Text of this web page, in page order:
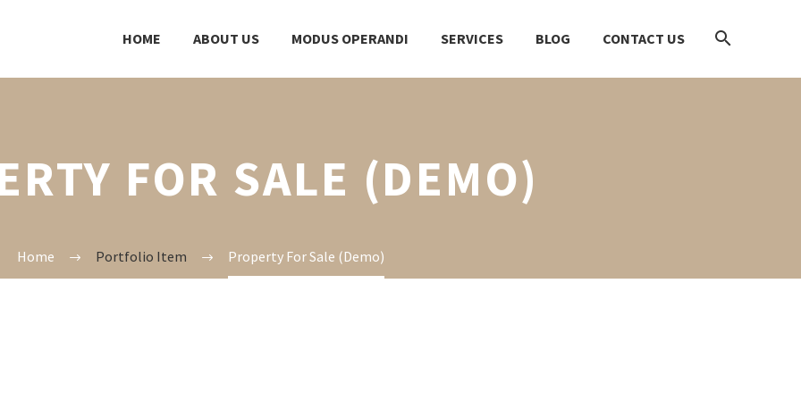
HOME ABOUT US MODUS OPERANDI SERVICES BLOG CONTACT US
FOR SALE (DEMO)
Home Portfolio Item Property For Sale (Demo)